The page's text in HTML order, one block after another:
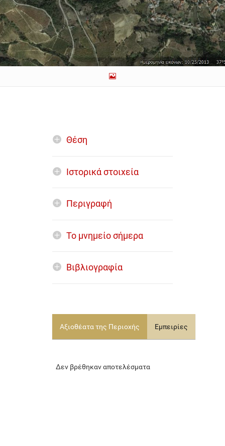
Θέση
Ιστορικά στοιχεία
Περιγραφή
Το μνημείο σήμερα
Βιβλιογραφία
Αξιοθέατα της Περιοχής Εμπειρίες
Δεν βρέθηκαν αποτελέσματα